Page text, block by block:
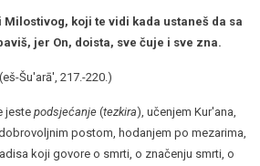
Milostivog, koji te vidi kada ustaneš da sa
jer On, doista, sve čuje i sve zna.
(eš-Šu'arā', 217.-220.)
jeste podsjećanje (tezkira), učenjem Kur'ana,
postom, hodanjem po mezarima,
koji govore o smrti, o značenju smrti, o